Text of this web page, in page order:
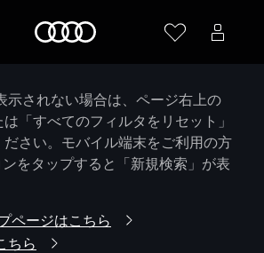
されない場合は、ページ右上の
は「すべてのフィルタをリセット」
ださい。モバイル端末をご利用の方
をタップすると「新規検索」が表
ページはこちら
ちら